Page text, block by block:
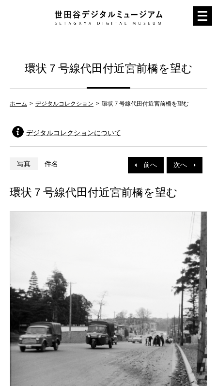
メ
ニ
環状７号線代田付近宮前橋を望む
ホーム デジタルコレクション 環状７号線代田付近宮前橋を望む
デジタルコレクションについて
前へ 次へ
写真 件名
環状７号線代田付近宮前橋を望む